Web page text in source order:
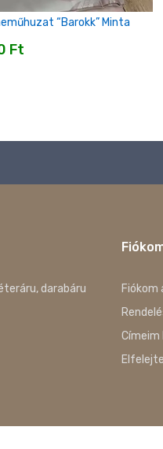
“barokk” Minta
Ft
darabáru
Fiókom
Címeim